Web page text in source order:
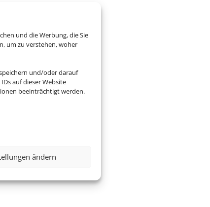
und die Werbung, die Sie
um zu verstehen, woher
und/oder darauf
auf dieser Website
beeinträchtigt werden.
ändern